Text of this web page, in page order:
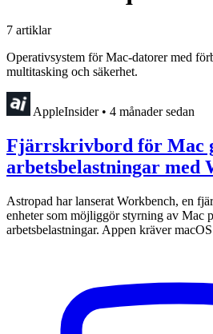
7 artiklar
Operativsystem för Mac-datorer med
multitasking och säkerhet.
AppleInsider • 4 månader sedan
Fjärrskrivbord för Mac
arbetsbelastningar med
Astropad har lanserat Workbench, en
enheter som möjliggör styrning av Mac
arbetsbelastningar. Appen kräver